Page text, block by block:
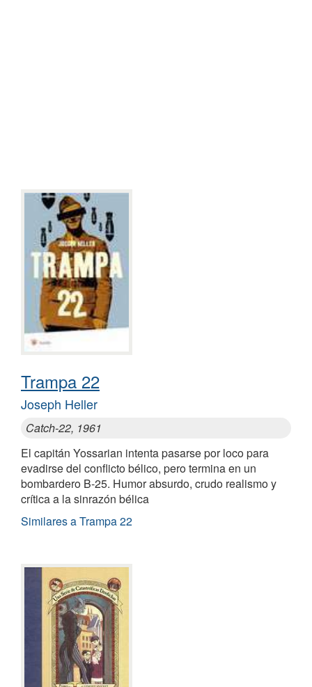
Trampa 22
Joseph Heller
Catch-22, 1961
El capitán Yossarian intenta pasarse por loco para
evadirse del conflicto bélico, pero termina en un
bombardero B-25. Humor absurdo, crudo realismo y
crítica a la sinrazón bélica
Similares a Trampa 22